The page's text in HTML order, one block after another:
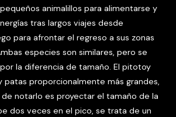
animalillos para alimentarse y
tras largos viajes desde
para afrontar el regreso a sus zonas
especies son similares, pero se
la diferencia de tamaño. El pitotoy
patas proporcionalmente más grandes,
notarlo es proyectar el tamaño de la
dos veces en el pico, se trata de un